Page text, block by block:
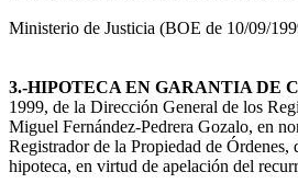
Ministerio de Justicia (BOE de 10/09/
3.-HIPOTECA EN GARANTIA DE
1999, de la Dirección General de los
Miguel Fernández-Pedrera Gozalo, en
Registrador de la Propiedad de
hipoteca, en virtud de apelación del